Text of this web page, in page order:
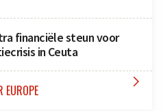
financiële steun voor
in Ceuta
EUROPE 